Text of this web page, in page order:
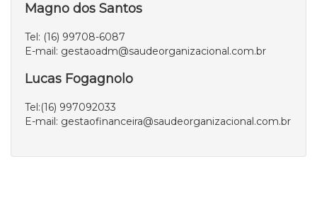
Magno dos Santos
Tel: (16) 99708-6087
E-mail: gestaoadm@saudeorganizacional.com.br
Lucas Fogagnolo
Tel:(16) 997092033
E-mail: gestaofinanceira@saudeorganizacional.com.br